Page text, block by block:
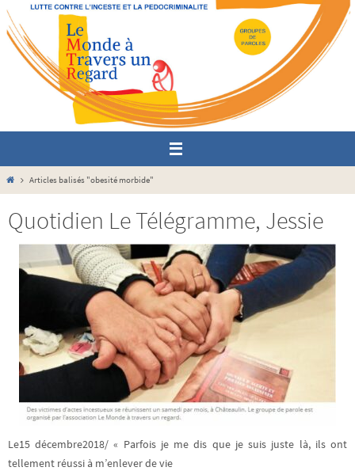
Passer
vers
contenu
HomeArticles balisés "obesité morbide"
Quotidien Le Télégramme, Jessie
Le15 décembre2018/ « Parfois je me dis que je suis juste là, ils ont
tellement réussi à m’enlever de vie